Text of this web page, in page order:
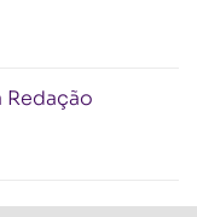
Redação